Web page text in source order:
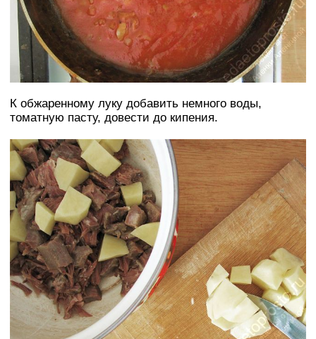
К обжаренному луку добавить немного воды,
томатную пасту, довести до кипения.